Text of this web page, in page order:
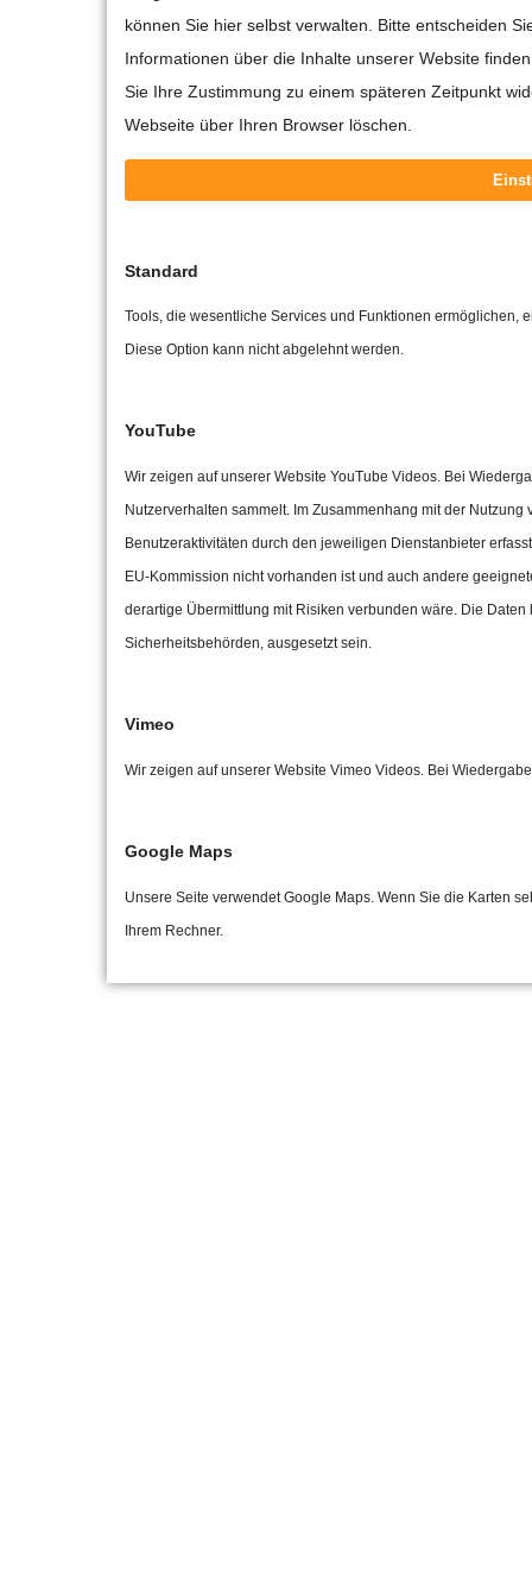
können Sie hier selbst verwalten. Bitte entscheiden
Informationen über die Inhalte unserer Website
Sie Ihre Zustimmung zu einem späteren Zeitpunkt
Webseite über Ihren Browser löschen.
Standard
Tools, die wesentliche Services und Funktionen ermöglichen,
Diese Option kann nicht abgelehnt werden.
YouTube
Wir zeigen auf unserer Website YouTube Videos. Bei
Nutzerverhalten sammelt. Im Zusammenhang mit der
Benutzeraktivitäten durch den jeweiligen Dienstanbieter
EU-Kommission nicht vorhanden ist und auch andere
derartige Übermittlung mit Risiken verbunden wäre. Die
Sicherheitsbehörden, ausgesetzt sein.
Vimeo
Wir zeigen auf unserer Website Vimeo Videos. Bei
Google Maps
Unsere Seite verwendet Google Maps. Wenn Sie die Karten
Ihrem Rechner.